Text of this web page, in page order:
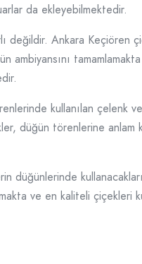
da ekleyebilmektedir.
değildir. Ankara Keçiören
ambiyansını
kullanılan
düğün törenlerine anlam
düğünlerinde
ve en kaliteli çiçekleri